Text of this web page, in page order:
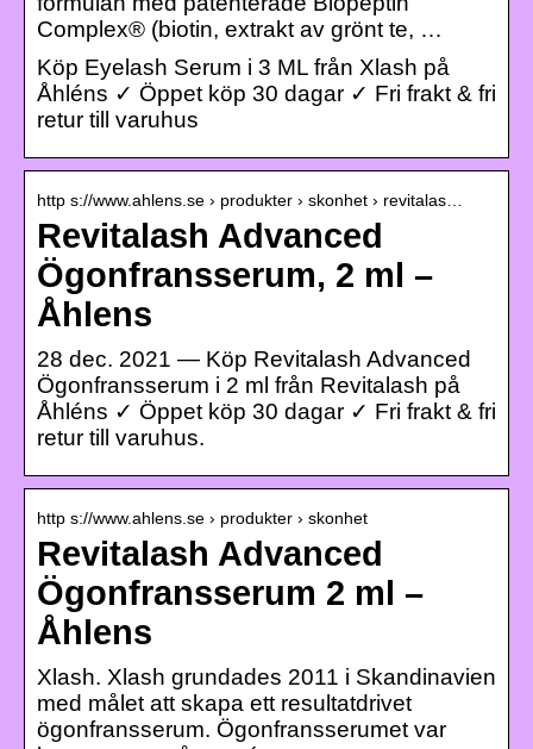
Complex® (biotin, extrakt av grönt te, …
Köp Eyelash Serum i 3 ML från Xlash på
Åhléns ✓ Öppet köp 30 dagar ✓ Fri frakt & fri
retur till varuhus
http s://www.ahlens.se › produkter › skonhet › revitalas…
Revitalash Advanced
Ögonfransserum, 2 ml –
Åhlens
28 dec. 2021 — Köp Revitalash Advanced
Ögonfransserum i 2 ml från Revitalash på
Åhléns ✓ Öppet köp 30 dagar ✓ Fri frakt & fri
retur till varuhus.
http s://www.ahlens.se › produkter › skonhet
Revitalash Advanced
Ögonfransserum 2 ml –
Åhlens
Xlash. Xlash grundades 2011 i Skandinavien
med målet att skapa ett resultatdrivet
ögonfransserum. Ögonfransserumet var